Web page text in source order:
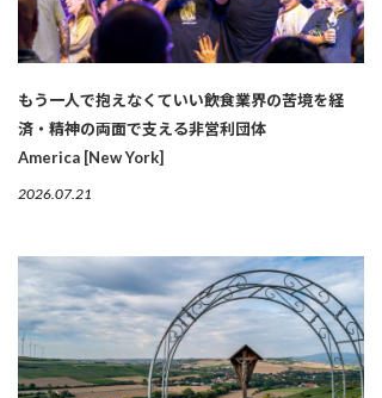
もう一人で抱えなくていい――飲食業界の苦境を経
済・精神の両面で支える非営利団体
America [New York]
2026.07.21